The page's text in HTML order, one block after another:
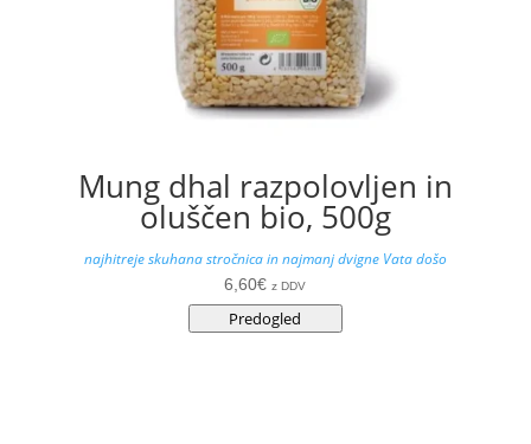
Mung dhal razpolovljen in
oluščen bio, 500g
najhitreje skuhana stročnica in najmanj dvigne Vata došo
6,60€ z DDV
Predogled